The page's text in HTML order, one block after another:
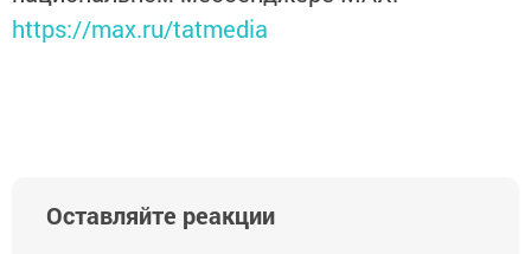
https://max.ru/tatmedia
Оставляйте реакции